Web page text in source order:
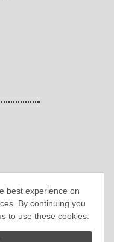
best experience on
By continuing you
to use these cookies.